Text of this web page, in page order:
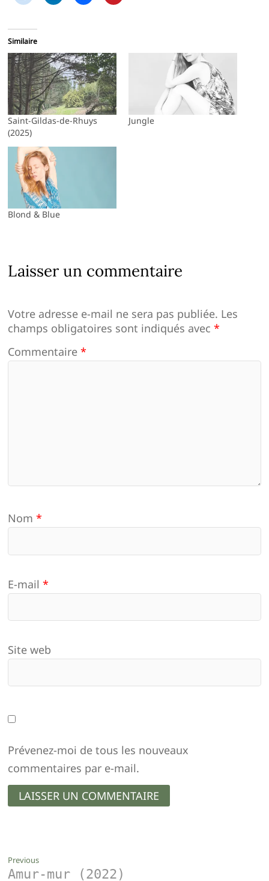
Similaire
Saint-Gildas-de-Rhuys
(2025)
Jungle
Blond & Blue
Laisser un commentaire
Votre adresse e-mail ne sera pas publiée. Les
champs obligatoires sont indiqués avec*
Commentaire*
Nom*
E-mail*
Site web
Prévenez-moi de tous les nouveaux
commentaires par e-mail.
Navigation
PreviousPrevious
post:
Amur-mur (2022)